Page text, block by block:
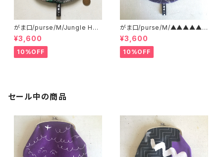
がま口/purse/M/Jungle Her
e
¥3,600
10%OFF
がま口/purse/M/▲▲▲▲▲?
▲▲▲ AB
¥3,600
10%OFF
セール中の商品